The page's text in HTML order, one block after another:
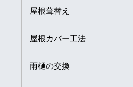
屋根葺替え
屋根カバー工法
雨樋の交換